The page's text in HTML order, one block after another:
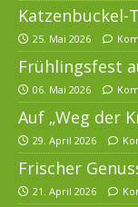
25. Mai 2026
Frühlingsfest
06. Mai 2026
Auf „Weg der
29. April 2026
Frischer
21. April 2026